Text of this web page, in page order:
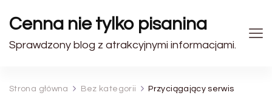
Cenna nie tylko pisanina
Sprawdzony blog z atrakcyjnymi informacjami.
Strona główna Bez kategorii Przyciągający serwis